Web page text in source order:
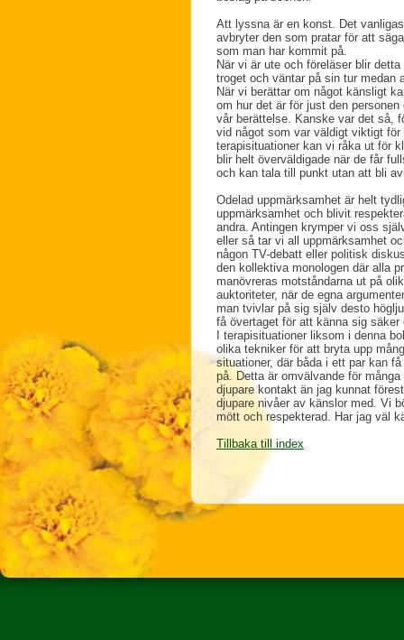
Att lyssna är en konst. Det
avbryter den som pratar för att
som man har kommit på.
När vi är ute och föreläser blir
troget och väntar på sin tur medan
När vi berättar om något känsligt
om hur det är för just den
vår berättelse. Kanske var det så,
vid något som var väldigt viktigt
terapisituationer kan vi råka ut för
blir helt överväldigade när de får
och kan tala till punkt utan att bli
Odelad uppmärksamhet är helt
uppmärksamhet och blivit
andra. Antingen krymper vi oss
eller så tar vi all uppmärksamhet
någon TV-debatt eller politisk
den kollektiva monologen där alla
manövreras motståndarna ut på
auktoriteter, när de egna
man tvivlar på sig själv desto
få övertaget för att känna sig säker
I terapisituationer liksom i denna
olika tekniker för att bryta upp
situationer, där båda i ett par kan
på. Detta är omvälvande för
djupare kontakt än jag kunnat
djupare nivåer av känslor med. Vi
mött och respekterad. Har jag väl
Tillbaka till index